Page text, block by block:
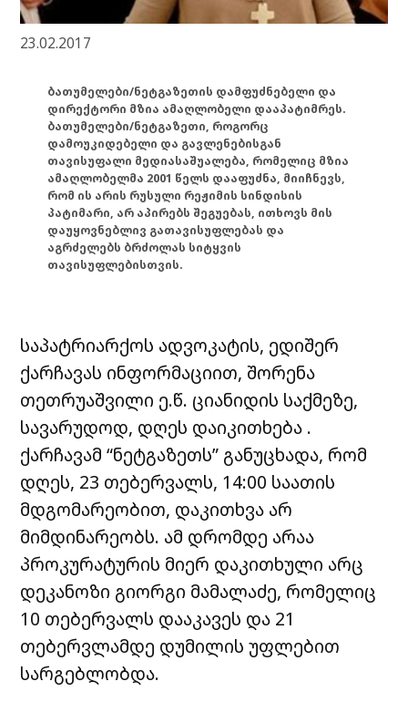
23.02.2017
ბათუმელები/ნეტგაზეთის დამფუძნებელი და
დირექტორი მზია ამაღლობელი დააპატიმრეს.
ბათუმელები/ნეტგაზეთი, როგორც
დამოუკიდებელი და გავლენებისგან
თავისუფალი მედიასაშუალება, რომელიც მზია
ამაღლობელმა 2001 წელს დააფუძნა, მიიჩნევს,
რომ ის არის რუსული რეჟიმის სინდისის
პატიმარი, არ აპირებს შეგუებას, ითხოვს მის
დაუყოვნებლივ გათავისუფლებას და
აგრძელებს ბრძოლას სიტყვის
თავისუფლებისთვის.
საპატრიარქოს ადვოკატის, ედიშერ
ქარჩავას ინფორმაციით, შორენა
თეთრუაშვილი ე.წ. ციანიდის საქმეზე,
სავარუდოდ, დღეს დაიკითხება .
ქარჩავამ “ნეტგაზეთს” განუცხადა, რომ
დღეს, 23 თებერვალს, 14:00 საათის
მდგომარეობით, დაკითხვა არ
მიმდინარეობს. ამ დრომდე არაა
პროკურატურის მიერ დაკითხული არც
დეკანოზი გიორგი მამალაძე, რომელიც
10 თებერვალს დააკავეს და 21
თებერვლამდე დუმილის უფლებით
სარგებლობდა.